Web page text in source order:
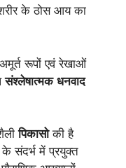
के ठोस आय का
रूपों एवं रेखाओं
संश्लेषात्मक धनवाद
पिकासोकी है
संदर्भ में प्रयुक्त